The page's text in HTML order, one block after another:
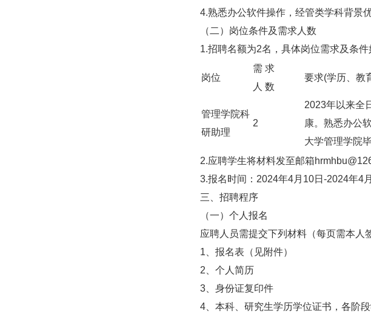
4.熟悉办公软件操作，经管类学科背景
（二）岗位条件及需求人数
1.招聘名额为2名，具体岗位需求及条件
岗位
需 求
人 数
要求(学历、教
管理学院科
研助理
2
2023年以来全
康。熟悉办公
大学管理学院
2.应聘学生将材料发至邮箱
3.报名时间：2024年4月10日-2024年4
三、招聘程序
（一）个人报名
应聘人员需提交下列材料（每页需本人
1、报名表（见附件）
2、个人简历
3、身份证复印件
4、本科、研究生学历学位证书，各阶